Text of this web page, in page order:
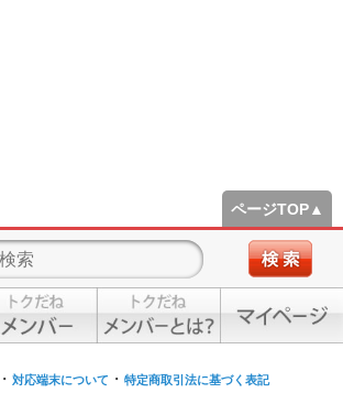
ページTOP▲
・ 対応端末について ・ 特定商取引法に基づく表記